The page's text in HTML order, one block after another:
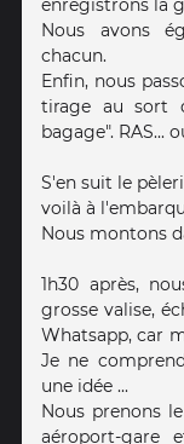
enregistrons la
Nous avons
chacun.
Enfin, nous
tirage au sort
bagage". RAS...
S'en suit le
voilà à
Nous montons
1h30 après,
grosse valise,
Whatsapp, car
Je ne
une idée ...
Nous prenons
aéroport-gare